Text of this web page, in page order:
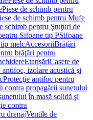
Piese de schimb pentru
de schimb pentru Mufe
schimb pentru Ştuţuri de
Sifoane tip PSifoane
melcAccesoriiBrăţări
brăţări pentru
EtanșăriCasete de
antifoc, izolare acustică şi
Protecţie antifoc pentru
contra propagării sunetului
în masă solidă şi
contra
drenajVentile de